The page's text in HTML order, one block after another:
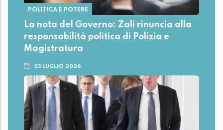
POLITICA E POTERE
La nota del Governo: Zali rinuncia alla
responsabilità politica di Polizia e
Magistratura
23 LUGLIO 2026